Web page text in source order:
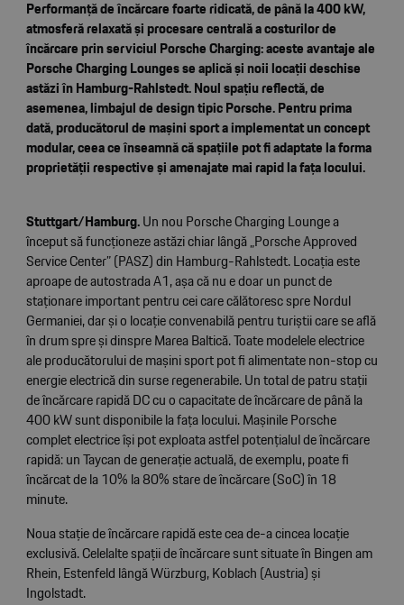
Performanță de încărcare foarte ridicată, de până la 400 kW,
atmosferă relaxată și procesare centrală a costurilor de
încărcare prin serviciul Porsche Charging: aceste avantaje ale
Porsche Charging Lounges se aplică și noii locații deschise
astăzi în Hamburg-Rahlstedt. Noul spațiu reflectă, de
asemenea, limbajul de design tipic Porsche. Pentru prima
dată, producătorul de mașini sport a implementat un concept
modular, ceea ce înseamnă că spațiile pot fi adaptate la forma
proprietății respective și amenajate mai rapid la fața locului.
Stuttgart/Hamburg.Un nou Porsche Charging Lounge a
început să funcționeze astăzi chiar lângă „Porsche Approved
Service Center” (PASZ) din Hamburg-Rahlstedt. Locația este
aproape de autostrada A1, așa că nu e doar un punct de
staționare important pentru cei care călătoresc spre Nordul
Germaniei, dar și o locație convenabilă pentru turiștii care se află
în drum spre și dinspre Marea Baltică. Toate modelele electrice
ale producătorului de mașini sport pot fi alimentate non-stop cu
energie electrică din surse regenerabile. Un total de patru stații
de încărcare rapidă DC cu o capacitate de încărcare de până la
400 kW sunt disponibile la fața locului. Mașinile Porsche
complet electrice își pot exploata astfel potențialul de încărcare
rapidă: un Taycan de generație actuală, de exemplu, poate fi
încărcat de la 10% la 80% stare de încărcare (SoC) în 18
minute.
Noua stație de încărcare rapidă este cea de-a cincea locație
exclusivă. Celelalte spații de încărcare sunt situate în Bingen am
Rhein, Estenfeld lângă Würzburg, Koblach (Austria) și
Ingolstadt.